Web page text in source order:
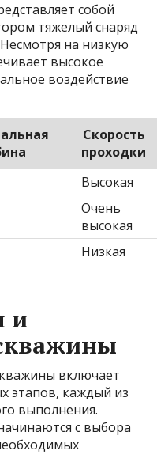
собой
тяжелый снаряд
на низкую
высокое
воздействие
Скорость
проходки
Высокая
Очень
высокая
Низкая
и
включает
этапов, каждый из
выполнения.
с выбора